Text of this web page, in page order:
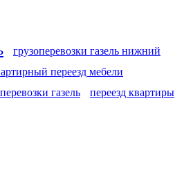
грузоперевозки газель нижний
переезд мебели
перевозки газель переезд квартиры